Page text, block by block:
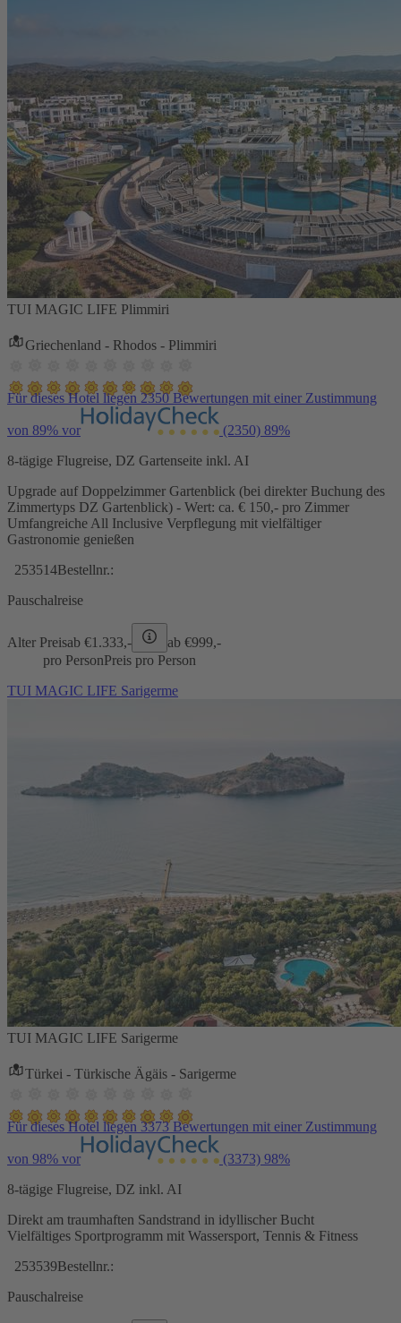
TUI MAGIC LIFE Plimmiri
Griechenland - Rhodos - Plimmiri
Für dieses Hotel liegen 2350 Bewertungen mit einer Zustimmung
von 89% vor (2350) 89%
8-tägige Flugreise, DZ Gartenseite inkl. AI
Upgrade auf Doppelzimmer Gartenblick (bei direkter Buchung des
Zimmertyps DZ Gartenblick) - Wert: ca. € 150,- pro Zimmer
Umfangreiche All Inclusive Verpflegung mit vielfältiger
Gastronomie genießen
253514Bestellnr.:
Pauschalreise
Alter Preisab €1.333,- ab €999,-
pro PersonPreis pro Person
TUI MAGIC LIFE Sarigerme
TUI MAGIC LIFE Sarigerme
Türkei - Türkische Ägäis - Sarigerme
Für dieses Hotel liegen 3373 Bewertungen mit einer Zustimmung
von 98% vor (3373) 98%
8-tägige Flugreise, DZ inkl. AI
Direkt am traumhaften Sandstrand in idyllischer Bucht
Vielfältiges Sportprogramm mit Wassersport, Tennis & Fitness
253539Bestellnr.:
Pauschalreise